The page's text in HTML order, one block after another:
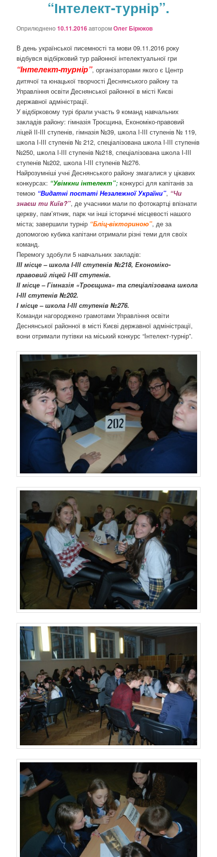
п
х
“Інтелект-турнір”.
Оприлюднено10.11.2016авторомОлег Бірюков
В день української писемності та мови 09.11.2016 року
відбувся відбірковий тур районної інтелектуальної гри
“Інтелект-турнір”, організаторами якого є Центр
дитячої та юнацької творчості Деснянського району та
Управління освіти Деснянської районної в місті Києві
державної адміністрації.
У відбірковому турі брали участь 9 команд навчальних
закладів району: гімназія Троєщина, Економіко-правовий
ліцей ІІ-ІІІ ступенів, гімназія №39, школа І-ІІІ ступенів № 119,
школа І-ІІІ ступенів № 212, спеціалізована школа І-ІІІ ступенів
№250, школа І-ІІІ ступенів №218, спеціалізована школа І-ІІІ
ступенів №202, школа І-ІІІ ступенів №276.
Найрозумніші учні Деснянського району змагалися у цікавих
конкурсах: “Увімкни інтелект”; конкурсі для капітанів за
темою “Видатні постаті Незалежної України”, “Чи
знаєш ти Київ?”, де учасники мали по фотокартці впізнати
церкву, пам’ятник, парк чи інші історичні місцевості нашого
міста; завершили турнір “Бліц-вікториною”, де за
допомогою кубика капітани отримали різні теми для своїх
команд.
Перемогу здобули 5 навчальних закладів:
ІІІ місце – школа І-ІІІ ступенів №218, Економіко-
правовий ліцей І-ІІІ ступенів.
ІІ місце – Гімназія «Троєщина» та спеціалізована школа
І-ІІІ ступенів №202.
І місце – школа І-ІІІ ступенів №276.
Команди нагороджено грамотами Управління освіти
Деснянської районної в місті Києві державної адміністрації,
вони отримали путівки на міський конкурс “Інтелект-турнір”.